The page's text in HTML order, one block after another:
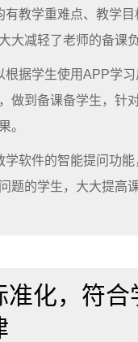
有教学重难点、教学目
大减轻了老师的备课负
根据学生使用APP学
做到备课备学生，针
。
学软件的智能提问功能
题的学生，大大提高
准化，符合